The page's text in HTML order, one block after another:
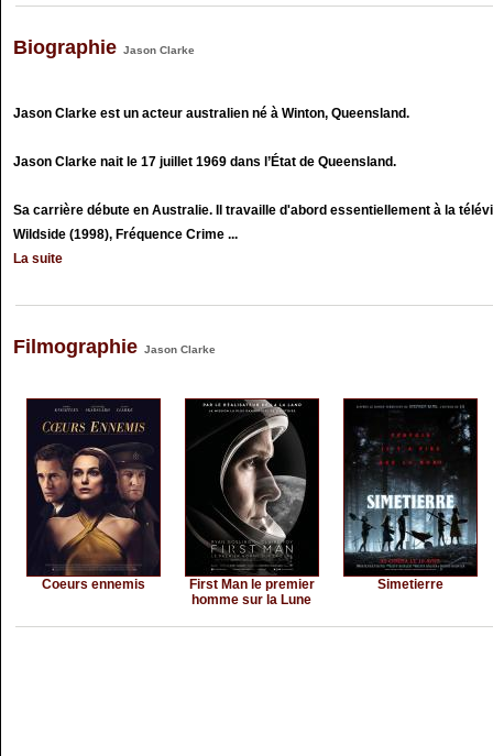
Biographie Jason Clarke
Jason Clarke est un acteur australien né à Winton, Queensland.
Jason Clarke nait le 17 juillet 1969 dans l’État de Queensland.
Sa carrière débute en Australie. Il travaille d'abord essentiellement à la
Wildside (1998), Fréquence Crime ...
La suite
Filmographie Jason Clarke
Coeurs ennemis
First Man le premier
homme sur la Lune
Simetierre